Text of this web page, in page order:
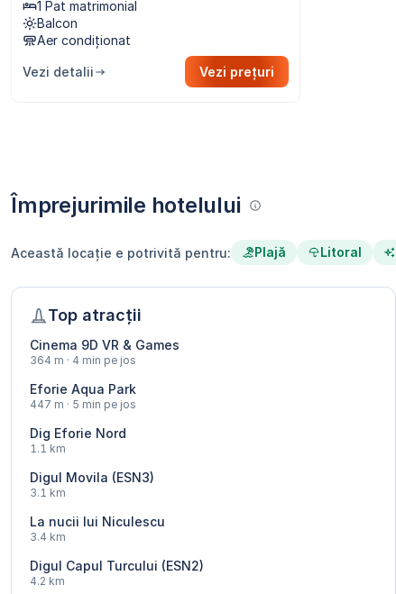
1 Pat matrimonial
Balcon
Aer condiționat
Vezi detalii Vezi prețuri
Împrejurimile hotelului
Această locație e potrivită pentru: Plajă Litoral
Top atracții
Cinema 9D VR & Games
364 m · 4 min pe jos
Eforie Aqua Park
447 m · 5 min pe jos
Dig Eforie Nord
1.1 km
Digul Movila (ESN3)
3.1 km
La nucii lui Niculescu
3.4 km
Digul Capul Turcului (ESN2)
4.2 km